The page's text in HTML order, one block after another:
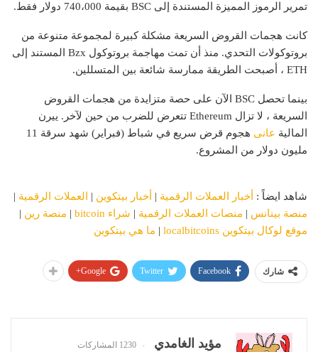
تمرير الرموز المميزة المستندة إلى BSC بقيمة 740،000 دولار فقط.
كانت هجمات القروض السريعة مشكلة كبيرة لمجموعة متنوعة من
بروتوكولات التحدي. منذ أن تمت مهاجمة بروتوكول Bzx المستند إلى
ETH ، أصبحت الطريقة ممارسة شائعة بين المتسللين.
بينما تحصل BSC الآن على حصة متزايدة من هجمات القروض
السريعة ، لا تزال Ethereum تتعرض للضرب من حين لآخر. ييرن
المالية عانى
هجوم قرض سريع في شباط (فبراير) شهد سرقة 11
مليون دولار من المشروع.
شاهد ايضاً : أخبار العملات الرقمية | أخبار بيتكوين | العملات الرقمية |
منصة بينانس | منصات العملات الرقمية | شراء bitcoin | منصة رين |
موقع لوكال بيتكوين localbitcoins
| ما هي بيتكوين
شارك Facebook
Twitter
Google+
مؤيد الغامدي 1230 المشاركات